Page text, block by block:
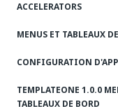
ACCELERATORS
MENUS ET TABLEAUX
CONFIGURATION
TEMPLATEONE 1.0.0
TABLEAUX DE BORD